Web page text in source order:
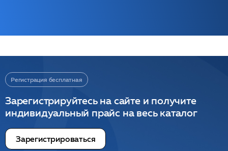
Регистрация бесплатная
Зарегистрируйтесь на сайте и получите
индивидуальный прайс на весь каталог
Зарегистрироваться